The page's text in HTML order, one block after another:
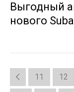
Выгодный
нового
11 12